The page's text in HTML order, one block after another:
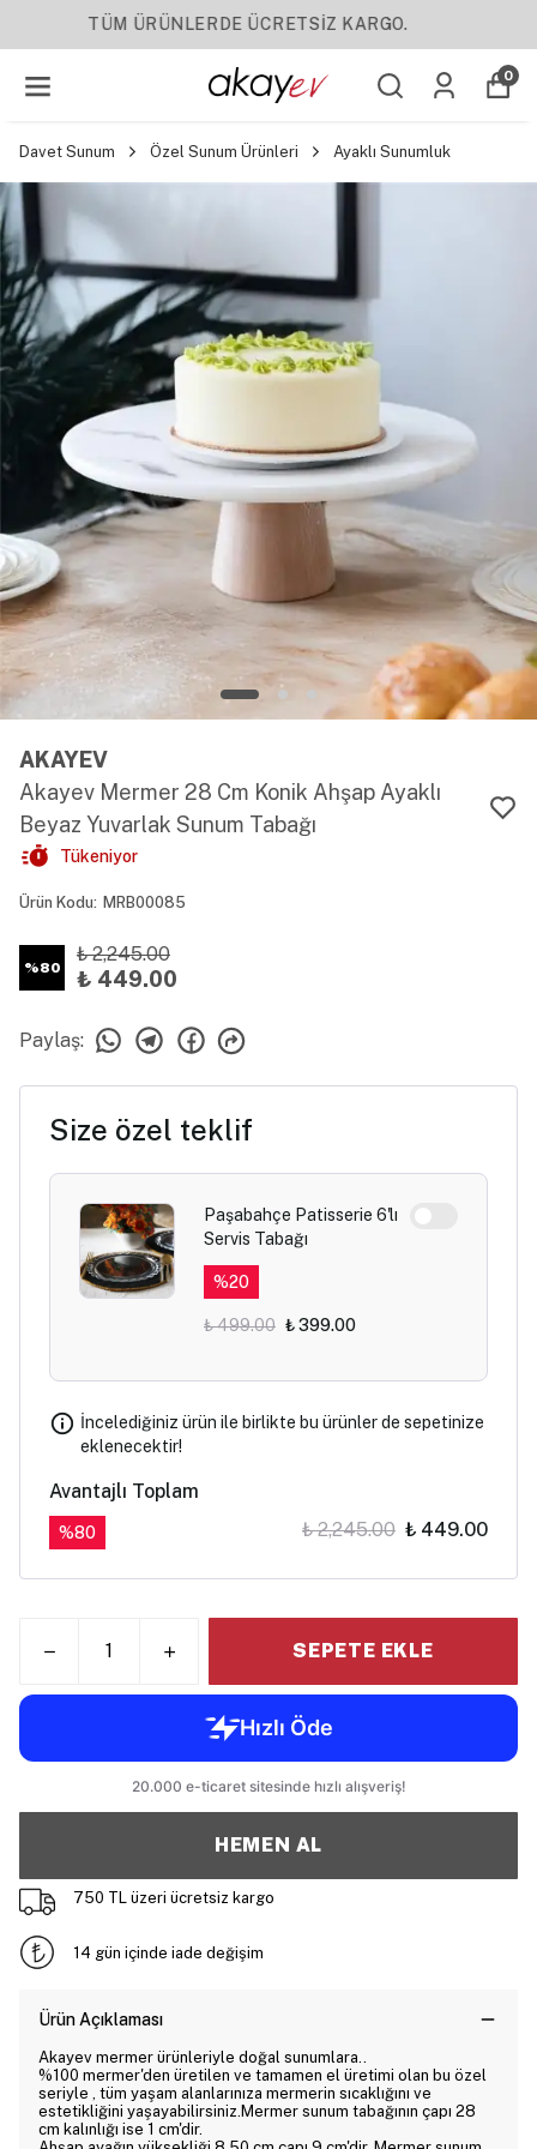
YENI SEZON ÜRÜNLER
0
Davet Sunum Özel Sunum Ürünleri Ayaklı Sunumluk
AKAYEV
Akayev Mermer 28 Cm Konik Ahşap Ayaklı
Beyaz Yuvarlak Sunum Tabağı
Tükeniyor
Ürün Kodu: MRB00085
%80
₺ 2,245.00
₺ 449.00
Paylaş:
Size özel teklif
Paşabahçe Patisserie 6'lı
Servis Tabağı
%20
₺ 499.00 ₺ 399.00
İncelediğiniz ürün ile birlikte bu ürünler de sepetinize
eklenecektir!
Avantajlı Toplam
%80 ₺ 2,245.00 ₺ 449.00
SEPETE EKLE
HEMEN AL
750 TL üzeri ücretsiz kargo
14 gün içinde iade değişim
Ürün Açıklaması
Akayev mermer ürünleriyle doğal sunumlara..
%100 mermer'den üretilen ve tamamen el üretimi olan bu özel
seriyle , tüm yaşam alanlarınıza mermerin sıcaklığını ve
estetikliğini yaşayabilirsiniz.Mermer sunum tabağının çapı 28
cm kalınlığı ise 1 cm'dir.